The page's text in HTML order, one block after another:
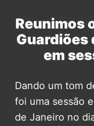
Reunimos
Guardiões
em
Dando um tom
foi uma sessão
de Janeiro no